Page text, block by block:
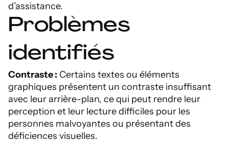
d’assistance.
Problèmes
identifiés
Contraste : Certains textes ou éléments
graphiques présentent un contraste insuffisant
avec leur arrière-plan, ce qui peut rendre leur
perception et leur lecture difficiles pour les
personnes malvoyantes ou présentant des
déficiences visuelles.